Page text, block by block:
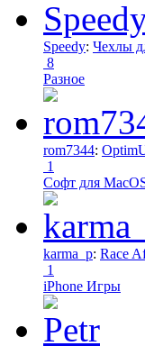
Speedy: Чехлы
8
Разное
rom7344:
1
Софт для
karma_p: Race
1
iPhone Игры